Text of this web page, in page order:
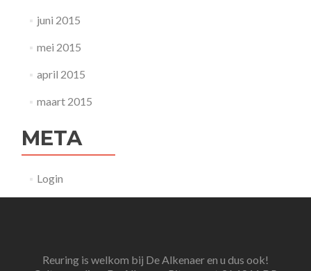
juni 2015
mei 2015
april 2015
maart 2015
META
Login
Reuring is welkom bij De Alkenaer en u dus ook!